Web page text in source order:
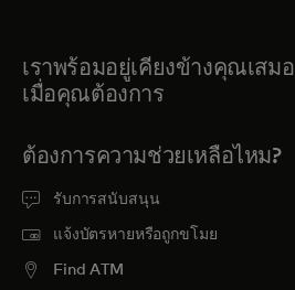
เราพร้อมอยู่เคียงข้างคุณเสมอ
เมื่อคุณต้องการ
ต้องการความช่วยเหลือไหม?
รับการสนับสนุน
แจ้งบัตรหายหรือถูกขโมย
Find ATM